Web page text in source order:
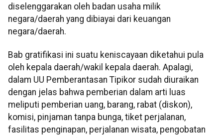
diselenggarakan oleh badan usaha milik
negara/daerah yang dibiayai dari keuangan
negara/daerah.
Bab gratifikasi ini suatu keniscayaan diketahui pula
oleh kepala daerah/wakil kepala daerah. Apalagi,
dalam UU Pemberantasan Tipikor sudah diuraikan
dengan jelas bahwa pemberian dalam arti luas
meliputi pemberian uang, barang, rabat (diskon),
komisi, pinjaman tanpa bunga, tiket perjalanan,
fasilitas penginapan, perjalanan wisata, pengobatan